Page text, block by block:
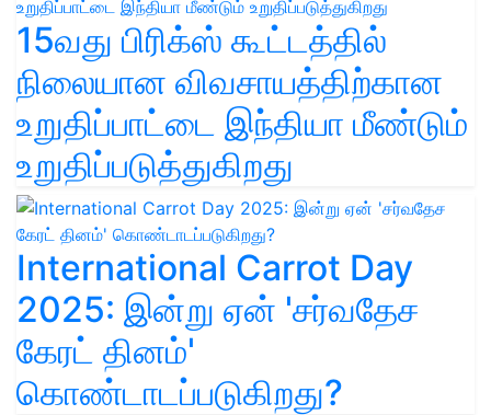
15வது பிரிக்ஸ் கூட்டத்தில்
நிலையான விவசாயத்திற்கான
உறுதிப்பாட்டை இந்தியா மீண்டும்
உறுதிப்படுத்துகிறது
International Carrot Day
2025: இன்று ஏன் 'சர்வதேச
கேரட் தினம்'
கொண்டாடப்படுகிறது?